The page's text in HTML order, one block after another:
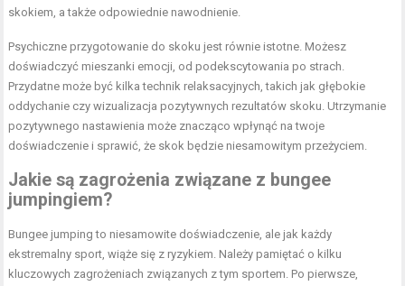
skokiem, a także odpowiednie nawodnienie.
Psychiczne przygotowanie do skoku jest równie istotne. Możesz
doświadczyć mieszanki emocji, od podekscytowania po strach.
Przydatne może być kilka technik relaksacyjnych, takich jak głębokie
oddychanie czy wizualizacja pozytywnych rezultatów skoku. Utrzymanie
pozytywnego nastawienia może znacząco wpłynąć na twoje
doświadczenie i sprawić, że skok będzie niesamowitym przeżyciem.
Jakie są zagrożenia związane z bungee
jumpingiem?
Bungee jumping to niesamowite doświadczenie, ale jak każdy
ekstremalny sport, wiąże się z ryzykiem. Należy pamiętać o kilku
kluczowych zagrożeniach związanych z tym sportem. Po pierwsze,